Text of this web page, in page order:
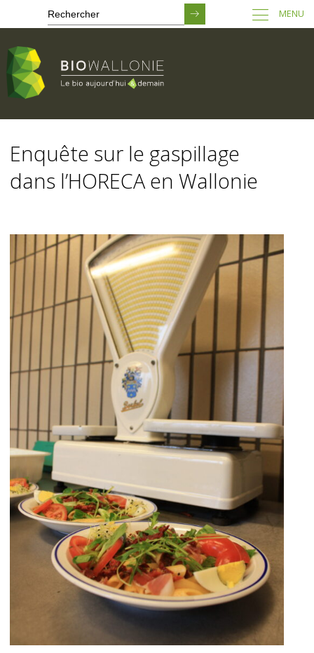
contenu
principal
MENU
Enquête sur le gaspillage
dans l’HORECA en Wallonie